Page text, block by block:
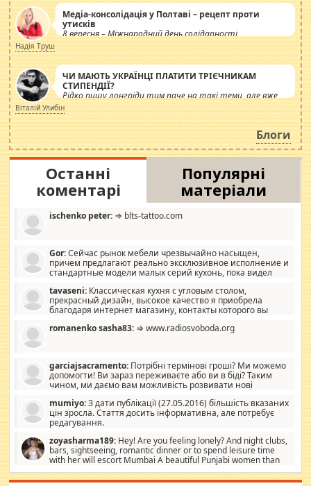
Медіа-консолідація у Полтаві – рецепт проти
утисків
8 вересня – Міжнародний день солідарності
журналістів.
Надія Труш
ЧИ МАЮТЬ УКРАЇНЦІ ПЛАТИТИ ТРІЄЧНИКАМ
СТИПЕНДІЇ?
Рідко пишу лонгріди тим паче на такі теми, але вже
просто дістало! Обурюють сьогоднішні інсенуації
навколо стипендіального питання. Штучно
роздувається ще одна соціальна катастрофа.
Віталій Улибін
Блоги
Останні
коментарі
Популярні
матеріали
ischenko peter: ⇒ blts-tattoo.com
Gor:Сейчас рынок мебели чрезвычайно насыщен,
причем предлагают реально эксклюзивное исполнение и
стандартные модели малых серий кухонь, пока видел
стандартные формы, в MebelOk, креативненько и что главное -
со вкусом все в порядке, без ненужных наворотов удорожающих
мебель, а это не последний фактор.
tavaseni: Классическая кухня с угловым столом,
прекрасный дизайн, высокое качество я приобрела
благодаря интернет магазину, контакты которого вы
romanenko sasha83: ⇒ www.radiosvoboda.org
garciajsacramento: Потрібні термінові гроші? Ми можемо
допомогти! Ви зараз переживаєте або ви в біді? Таким
чином, ми даємо вам можливість розвивати нові
допомагати людям, які намагаються дати їм шанс. Кожен
заслуговує на другий шанс, і, оскільки влада не зможе, вони
повинні приймати від інших. Для нас нема багато суми, і зрілість
витрат, а тільки узгоджених сум і нічого іншого. Не чекайте і не
коментуйте цей пост. Введіть суму, яку ви хочете подати, і ми
зв'яжемося з вами з усіма варіантами. зв'яжіться з нами
сьогодні на garciajsacramento@gmail.com Вам потрібні термінові
гроші? Ми можемо допомогти!
mumiyo:З дати публікації (27.05.2016) більшість вказаних
цін зросла. Стаття досить інформативна, але потребує
редагування.
zoyasharma189: Hey! Are you feeling lonely? And night clubs,
bars, sightseeing, romantic dinner or to spend leisure time
with her will escort Mumbai A beautiful Punjabi women than
sexy escort companion in arms that you guys feel like 5 star luxury
hotel had to spend the night in their search for loved solitaire free